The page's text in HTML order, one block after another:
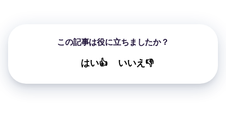
この記事は役に立ちましたか？
はい👍 いいえ👎